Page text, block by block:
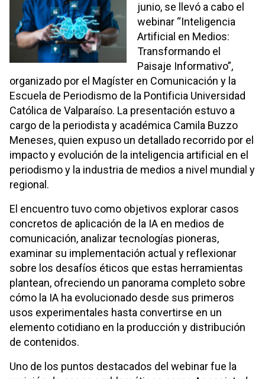
junio, se llevó a cabo el
webinar “Inteligencia
Artificial en Medios:
Transformando el
Paisaje Informativo”,
organizado por el Magíster en Comunicación y la
Escuela de Periodismo de la Pontificia Universidad
Católica de Valparaíso. La presentación estuvo a
cargo de la periodista y académica Camila Buzzo
Meneses, quien expuso un detallado recorrido por el
impacto y evolución de la inteligencia artificial en el
periodismo y la industria de medios a nivel mundial y
regional.
El encuentro tuvo como objetivos explorar casos
concretos de aplicación de la IA en medios de
comunicación, analizar tecnologías pioneras,
examinar su implementación actual y reflexionar
sobre los desafíos éticos que estas herramientas
plantean, ofreciendo un panorama completo sobre
cómo la IA ha evolucionado desde sus primeros
usos experimentales hasta convertirse en un
elemento cotidiano en la producción y distribución
de contenidos.
Uno de los puntos destacados del webinar fue la